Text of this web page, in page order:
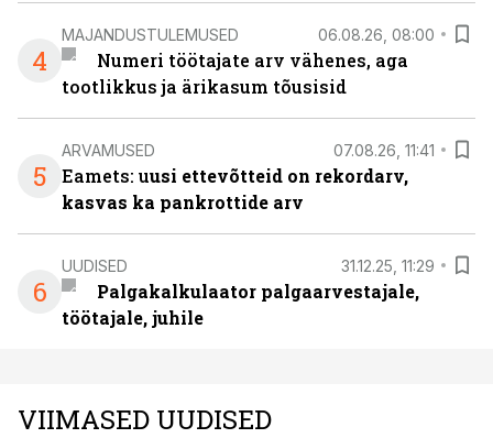
4
MAJANDUSTULEMUSED 06.08.26, 08:00
Numeri töötajate arv vähenes, aga
tootlikkus ja ärikasum tõusisid
5
ARVAMUSED 07.08.26, 11:41
Eamets: uusi ettevõtteid on rekordarv,
kasvas ka pankrottide arv
6
UUDISED 31.12.25, 11:29
Palgakalkulaator palgaarvestajale,
töötajale, juhile
VIIMASED UUDISED